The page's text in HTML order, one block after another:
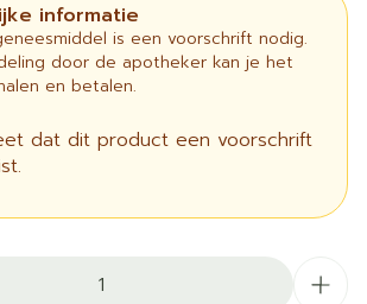
informatie
is een voorschrift nodig.
door de apotheker kan je het
en betalen.
dat dit product een voorschrift